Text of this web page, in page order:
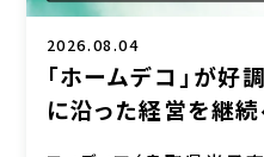
2026.08.04
「ホームデコ」が好
に沿った経営を継